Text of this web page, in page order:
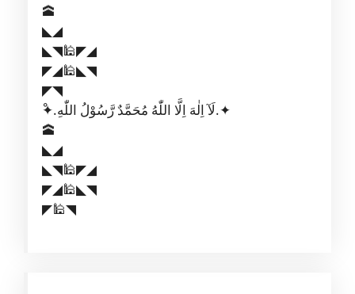
🕋
◣◢
◣◥🕌◤◢
◤◢🕌◣◥
◤◥
ْ✦.لَآ اِلٰهَ اِلَّا اللّٰهُ مُحَمَّدٌ رَّسُوْلُ اللّٰهِ.✦
🕋
◣◢
◣◥🕌◤◢
◤◢🕌◣◥
◤🕌◥